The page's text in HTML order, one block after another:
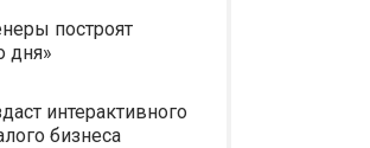
построят
дня»
интерактивного
бизнеса